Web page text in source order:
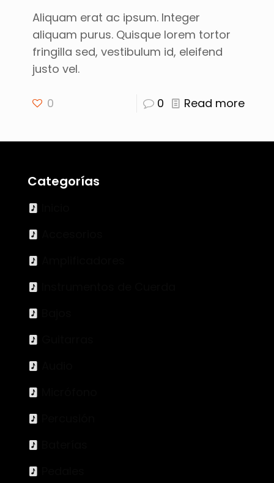
Aliquam erat ac ipsum. Integer
aliquam purus. Quisque lorem tortor
fringilla sed, vestibulum id, eleifend
justo vel.
0 0 Read more
Categorías